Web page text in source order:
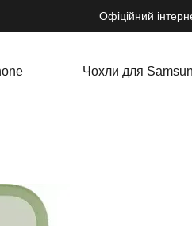
Офіційний
Чохли для